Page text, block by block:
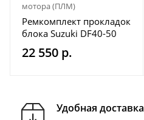
мотора (ПЛМ)
Ремкомплект прокладок
блока Suzuki DF40-50
22 550 р.
Удобная доставка